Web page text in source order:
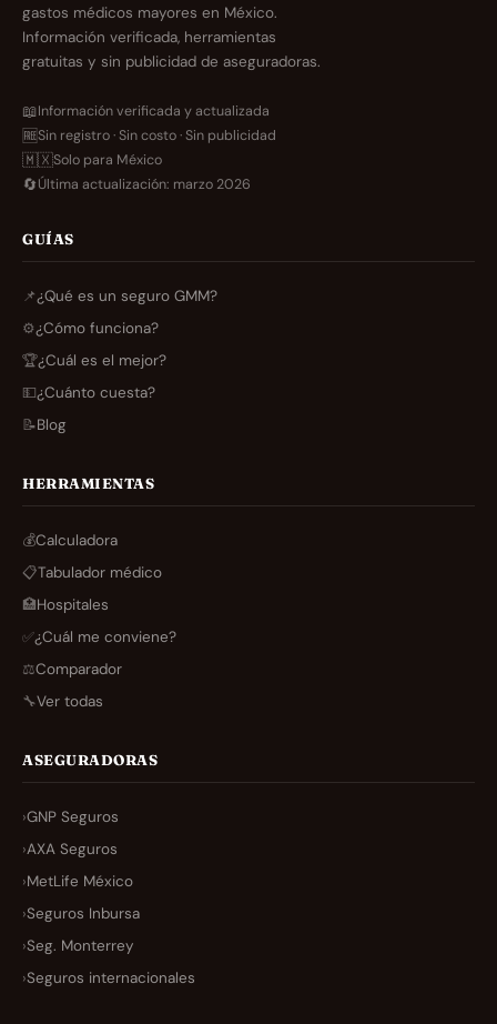
gastos médicos mayores en México.
Información verificada, herramientas
gratuitas y sin publicidad de aseguradoras.
📖Información verificada y actualizada
🆓Sin registro · Sin costo · Sin publicidad
🇲🇽Solo para México
🔄Última actualización: marzo 2026
GUÍAS
📌¿Qué es un seguro GMM?
⚙️¿Cómo funciona?
🏆¿Cuál es el mejor?
💵¿Cuánto cuesta?
📝Blog
HERRAMIENTAS
💰Calculadora
📋Tabulador médico
🏥Hospitales
✅¿Cuál me conviene?
⚖️Comparador
🔧Ver todas
ASEGURADORAS
›GNP Seguros
›AXA Seguros
›MetLife México
›Seguros Inbursa
›Seg. Monterrey
›Seguros internacionales